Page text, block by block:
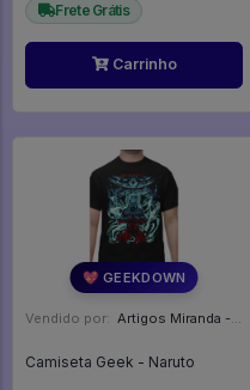
Frete Grátis
Carrinho
💖 GEEKDOWN
Vendido por: Artigos Miranda - RJ
Camiseta Geek - Naruto